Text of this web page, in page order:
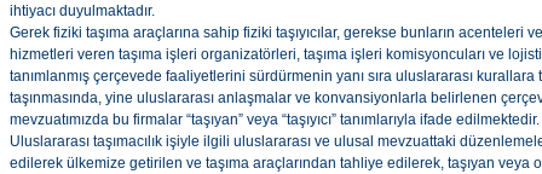
ihtiyacı duyulmaktadır.
Gerek fiziki taşıma araçlarına sahip fiziki taşıyıcılar, gerekse bunların acenteleri
hizmetleri veren taşıma işleri organizatörleri, taşıma işleri komisyoncuları ve
tanımlanmış çerçevede faaliyetlerini sürdürmenin yanı sıra uluslararası
taşınmasında, yine uluslararası anlaşmalar ve konvansiyonlarla belirlenen
mevzuatımızda bu firmalar “taşıyan” veya “taşıyıcı” tanımlarıyla ifade edilmektedir.
Uluslararası taşımacılık işiyle ilgili uluslararası ve ulusal mevzuattaki
edilerek ülkemize getirilen ve taşıma araçlarından tahliye edilerek, taşıyan veya